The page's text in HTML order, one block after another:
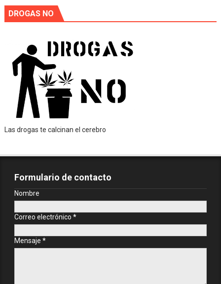
DROGAS NO
Las drogas te calcinan el cerebro
Formulario de contacto
Nombre
Correo electrónico *
Mensaje *